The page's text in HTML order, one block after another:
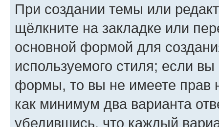
При создании темы или
щёлкните на закладке или
основной формой для
используемого стиля; если
формы, то вы не имеете прав
как минимум два варианта
убедившись, что каждый